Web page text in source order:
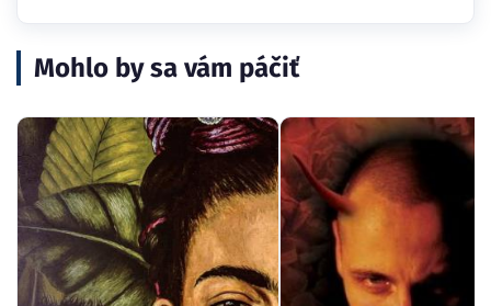
Mohlo by sa vám páčiť